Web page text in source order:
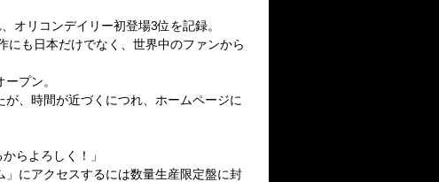
オリコンデイリー初登場3位を記録。
も日本だけでなく、世界中のファンから
プン。
、時間が近づくにつれ、ホームページに
らよろしく！」
にアクセスするには数量生産限定盤に封